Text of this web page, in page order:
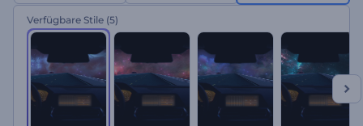
Titelnamen ein und lassen Sie Ihre Musik durch das Universum
fahren. Jetzt erstellen!
Verfügbare Stile (5)